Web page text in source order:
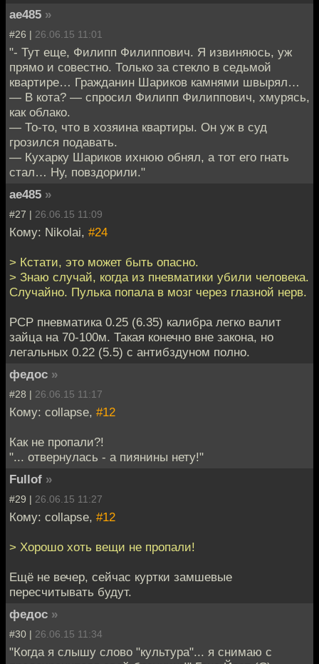
ae485 »
#26 | 26.06.15 11:01
"- Тут еще, Филипп Филиппович. Я извиняюсь, уж
прямо и совестно. Только за стекло в седьмой
квартире… Гражданин Шариков камнями швырял…
— В кота? — спросил Филипп Филиппович, хмурясь,
как облако.
— То-то, что в хозяина квартиры. Он уж в суд
грозился подавать.
— Кухарку Шариков ихнюю обнял, а тот его гнать
стал… Ну, повздорили."
ae485 »
#27 | 26.06.15 11:09
Кому: Nikolai, #24
> Кстати, это может быть опасно.
> Знаю случай, когда из пневматики убили человека.
Случайно. Пулька попала в мозг через глазной нерв.
PCP пневматика 0.25 (6.35) калибра легко валит
зайца на 70-100м. Такая конечно вне закона, но
легальных 0.22 (5.5) с антибздуном полно.
федос »
#28 | 26.06.15 11:17
Кому: collapse, #12
Как не пропали?!
"... отвернулась - а пиянины нету!"
Fullof »
#29 | 26.06.15 11:27
Кому: collapse, #12
> Хорошо хоть вещи не пропали!
Ещё не вечер, сейчас куртки замшевые
пересчитывать будут.
федос »
#30 | 26.06.15 11:34
"Когда я слышу слово "культура"... я снимаю с